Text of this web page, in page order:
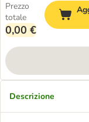
Prezzo
totale
0,00 €
Descrizione